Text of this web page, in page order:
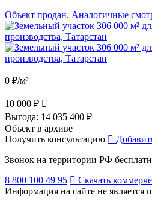
Объект продан. Аналогичные
0 ₽/м²
10 000 ₽
Выгода: 14 035 400 ₽
Объект в архиве
Получить консультацию
Звонок на территории РФ
8 800 100 49 95
Скачать
Информация на сайте не является